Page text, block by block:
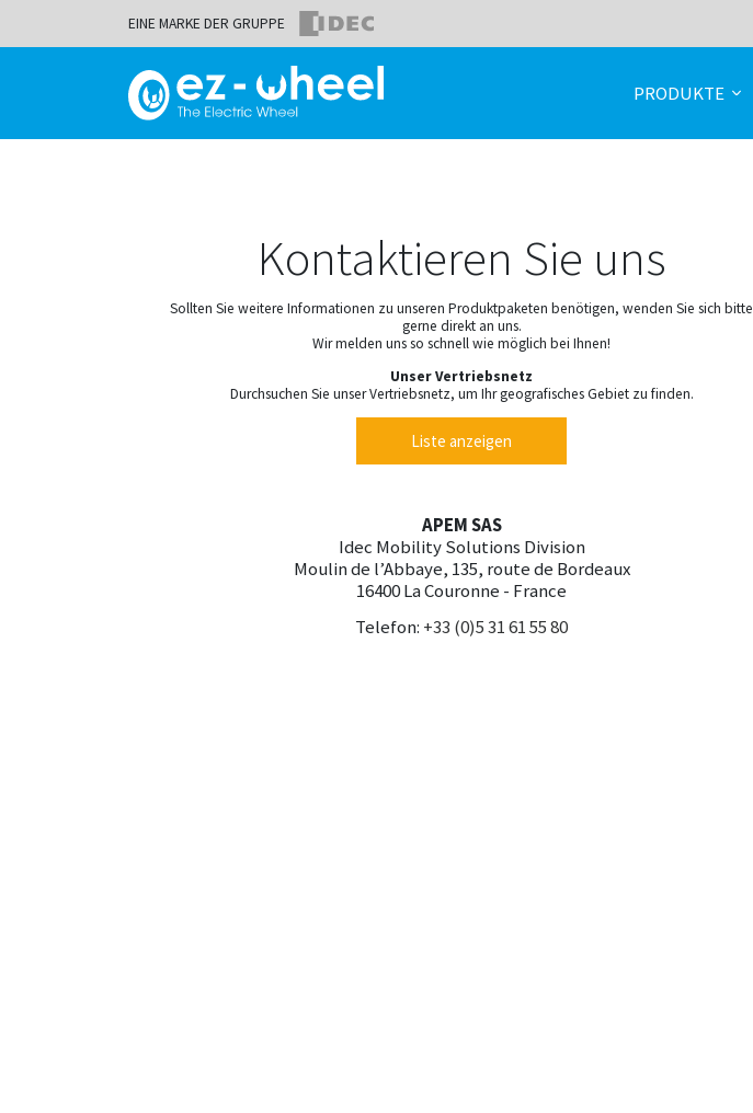
EINE MARKE DER GRUPPE
PRODUKTE
Kontaktieren Sie uns
Sollten Sie weitere Informationen zu unseren Produktpaketen benötigen, wenden Sie sich bitte
gerne direkt an uns.
Wir melden uns so schnell wie möglich bei Ihnen!
Unser Vertriebsnetz
Durchsuchen Sie unser Vertriebsnetz, um Ihr geografisches Gebiet zu finden.
Liste anzeigen
APEM SAS
Idec Mobility Solutions Division
Moulin de l’Abbaye, 135, route de Bordeaux
16400 La Couronne - France
Telefon: +33 (0)5 31 61 55 80